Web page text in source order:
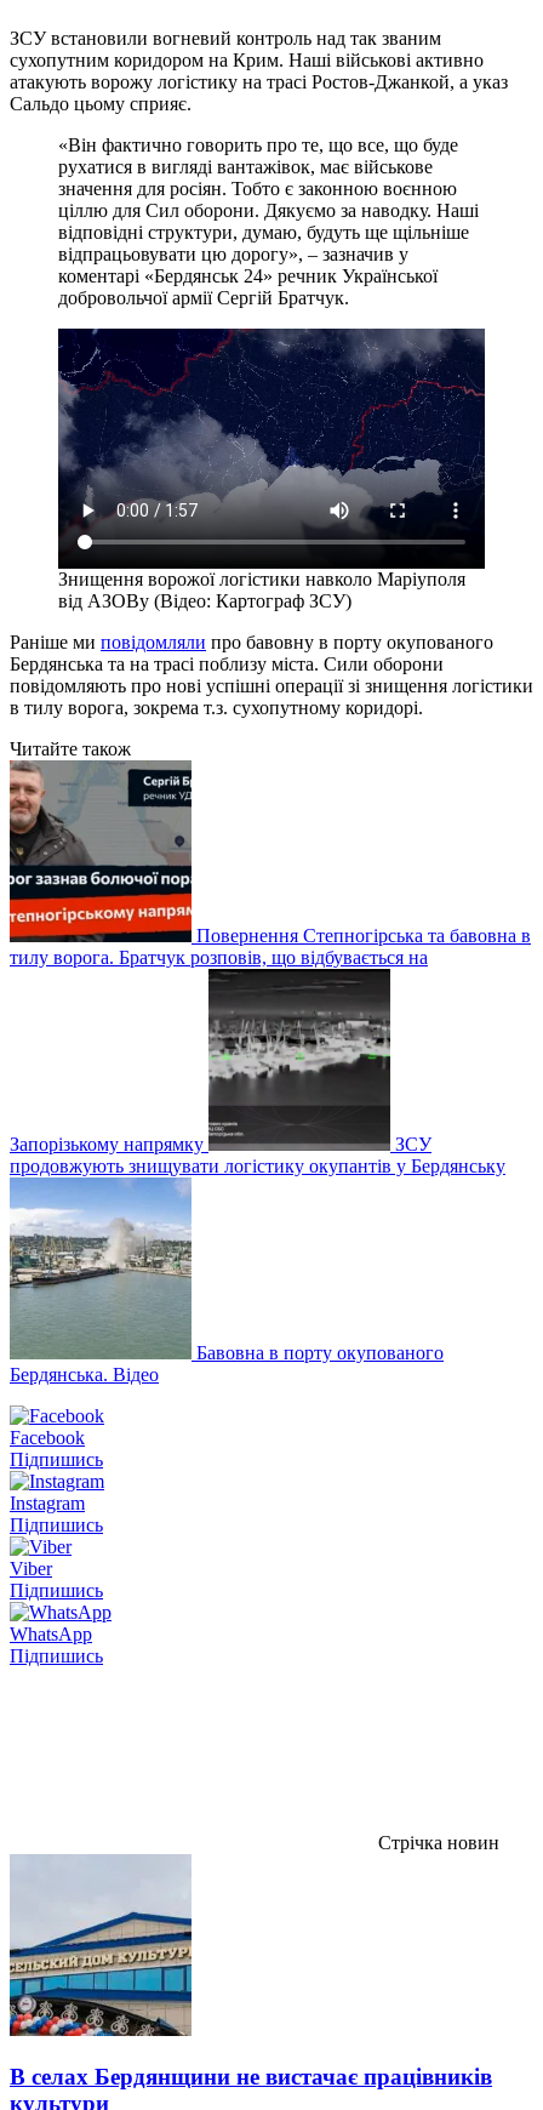
ЗСУ встановили вогневий контроль над так званим
сухопутним коридором на Крим. Наші військові активно
атакують ворожу логістику на трасі Ростов-Джанкой, а указ
Сальдо цьому сприяє.
«Він фактично говорить про те, що все, що буде
рухатися в вигляді вантажівок, має військове
значення для росіян. Тобто є законною воєнною
ціллю для Сил оборони. Дякуємо за наводку. Наші
відповідні структури, думаю, будуть ще щільніше
відпрацьовувати цю дорогу», – зазначив у
коментарі «Бердянськ 24» речник Української
добровольчої армії Сергій Братчук.
Знищення ворожої логістики навколо Маріуполя
від АЗОВу (Відео: Картограф ЗСУ)
Раніше ми повідомляли про бавовну в порту окупованого
Бердянська та на трасі поблизу міста. Сили оборони
повідомляють про нові успішні операції зі знищення логістики
в тилу ворога, зокрема т.з. сухопутному коридорі.
Читайте також
Повернення Степногірська та бавовна в
тилу ворога. Братчук розповів, що відбувається на
Запорізькому напрямку
ЗСУ
продовжують знищувати логістику окупантів у Бердянську
Бавовна в порту окупованого
Бердянська. Відео
Facebook
Підпишись
Instagram
Підпишись
Viber
Підпишись
WhatsApp
Підпишись
Стрічка новин
В селах Бердянщини не вистачає працівників
культури